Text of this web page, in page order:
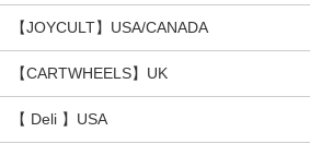
【JOYCULT】USA/CANADA
【CARTWHEELS】UK
【 Deli 】USA